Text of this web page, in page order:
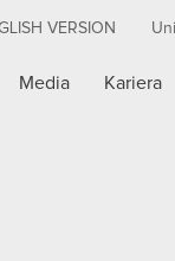
VERSION
Media Kariera